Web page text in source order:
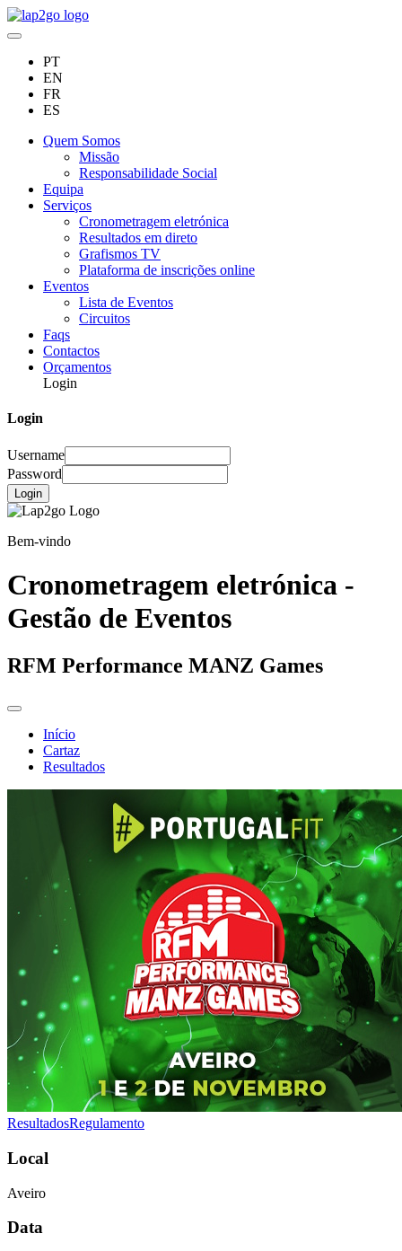
PT
EN
FR
ES
Quem Somos
Missão
Responsabilidade Social
Equipa
Serviços
Cronometragem eletrónica
Resultados em direto
Grafismos TV
Plataforma de inscrições online
Eventos
Lista de Eventos
Circuitos
Faqs
Contactos
Orçamentos
Login
Login
Username
Password
Login
Bem-vindo
Cronometragem eletrónica -
Gestão de Eventos
RFM Performance MANZ Games
Início
Cartaz
Resultados
ResultadosRegulamento
Local
Aveiro
Data